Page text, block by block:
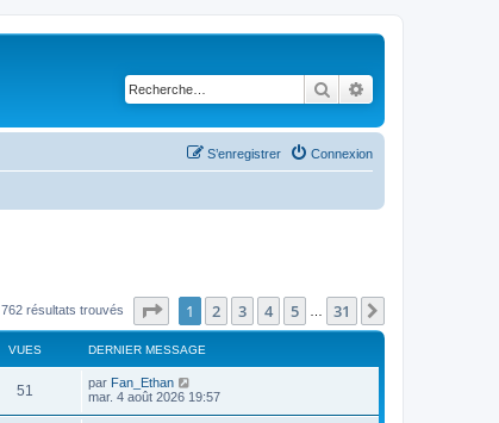
Rechercher
Connexion
S’enregistrer
762 résultats trouvés Page sur31
1 2 3 4 5 31
VUES DERNIER MESSAGE
51 par Fan_Ethan
mar. 4 août 2026 19:57